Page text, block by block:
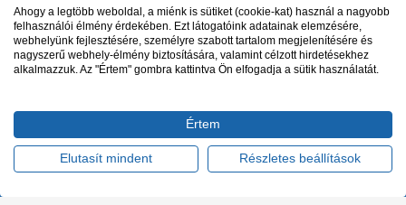
VÁSÁRLÓI INFORMÁCIÓK
Minden jog fenntartva. © Adatkezelés nyilvántartási száma NAIH-
Ügyfélszolgálat: +36 1 700 3500
Ahogy a legtöbb weboldal, a miénk is sütiket (cookie-kat) használ a nagyobb
felhasználói élmény érdekében. Ezt látogatóink adatainak elemzésére,
webhelyünk fejlesztésére, személyre szabott tartalom megjelenítésére és
nagyszerű webhely-élmény biztosítására, valamint célzott hirdetésekhez
alkalmazzuk. Az "Értem" gombra kattintva Ön elfogadja a sütik használatát.
Értem
Elutasít mindent Részletes beállítások